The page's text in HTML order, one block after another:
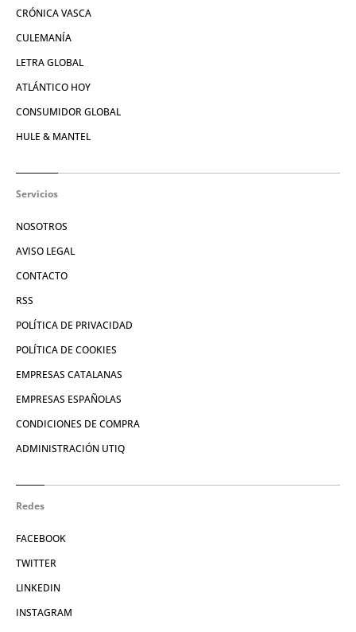
CRÓNICA VASCA
CULEMANÍA
LETRA GLOBAL
ATLÁNTICO HOY
CONSUMIDOR GLOBAL
HULE & MANTEL
Servicios
NOSOTROS
AVISO LEGAL
CONTACTO
RSS
POLÍTICA DE PRIVACIDAD
POLÍTICA DE COOKIES
EMPRESAS CATALANAS
EMPRESAS ESPAÑOLAS
CONDICIONES DE COMPRA
ADMINISTRACIÓN UTIQ
Redes
FACEBOOK
TWITTER
LINKEDIN
INSTAGRAM